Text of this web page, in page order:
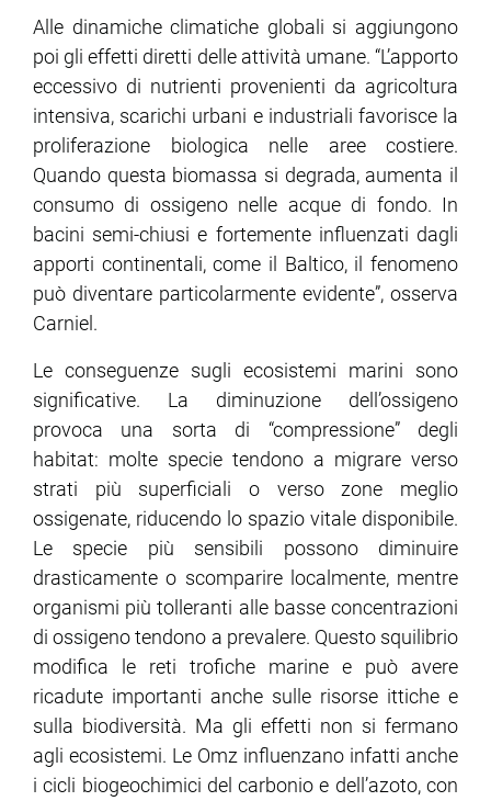
Alle dinamiche climatiche globali si aggiungono
poi gli effetti diretti delle attività umane. “L’apporto
eccessivo di nutrienti provenienti da agricoltura
intensiva, scarichi urbani e industriali favorisce la
proliferazione biologica nelle aree costiere.
Quando questa biomassa si degrada, aumenta il
consumo di ossigeno nelle acque di fondo. In
bacini semi-chiusi e fortemente influenzati dagli
apporti continentali, come il Baltico, il fenomeno
può diventare particolarmente evidente”, osserva
Carniel.
Le conseguenze sugli ecosistemi marini sono
significative. La diminuzione dell’ossigeno
provoca una sorta di “compressione” degli
habitat: molte specie tendono a migrare verso
strati più superficiali o verso zone meglio
ossigenate, riducendo lo spazio vitale disponibile.
Le specie più sensibili possono diminuire
drasticamente o scomparire localmente, mentre
organismi più tolleranti alle basse concentrazioni
di ossigeno tendono a prevalere. Questo squilibrio
modifica le reti trofiche marine e può avere
ricadute importanti anche sulle risorse ittiche e
sulla biodiversità. Ma gli effetti non si fermano
agli ecosistemi. Le Omz influenzano infatti anche
i cicli biogeochimici del carbonio e dell’azoto, con